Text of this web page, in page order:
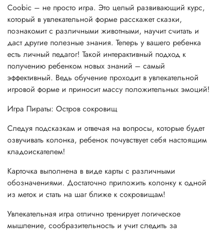
Coobic – не просто игра. Это целый развивающий курс,
который в увлекательной форме расскажет сказки,
познакомит с различными животными, научит считать и
даст другие полезные знания. Теперь у вашего ребенка
есть личный педагог! Такой интерактивный подход к
получению ребенком новых знаний – самый
эффективный. Ведь обучение проходит в увлекательной
игровой форме и приносит массу положительных эмоций!
Игра Пираты: Остров сокровищ
Следуя подсказкам и отвечая на вопросы, которые будет
озвучивать колонка, ребенок почувствует себя настоящим
кладоискателем!
Карточка выполнена в виде карты с различными
обозначениями. Достаточно приложить колонку к одной
из меток и стать на шаг ближе к сокровищам!
Увлекательная игра отлично тренирует логическое
мышление, сообразительность и учит следить за